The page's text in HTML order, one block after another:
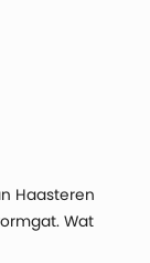
Haasteren
Wat
is de